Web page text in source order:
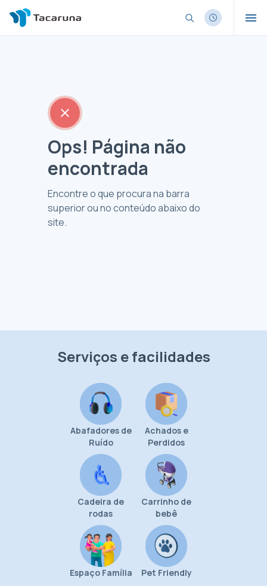
Ops! Página não
encontrada
Encontre o que procura na barra
superior ou no conteúdo abaixo do
site.
Serviços e facilidades
Abafadores de
Ruído
Achados e
Perdidos
Cadeira de
rodas
Carrinho de
bebê
Espaço Família Pet Friendly